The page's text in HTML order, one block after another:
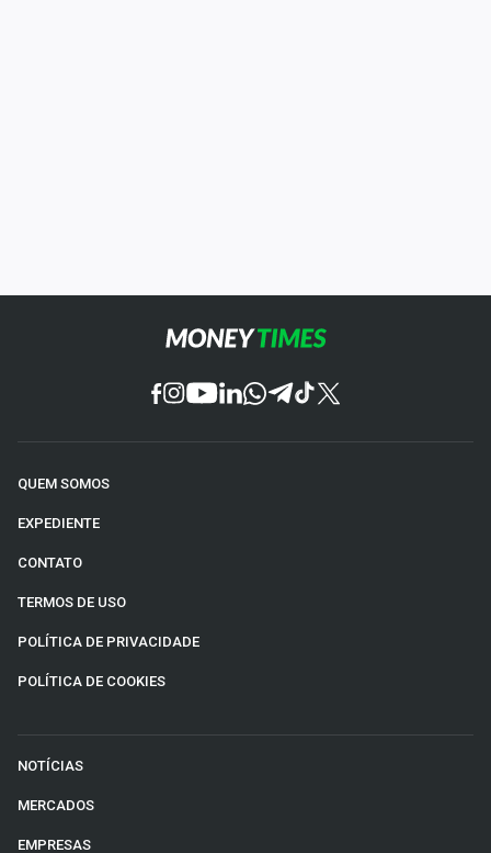
QUEM SOMOS
EXPEDIENTE
CONTATO
TERMOS DE USO
POLÍTICA DE PRIVACIDADE
POLÍTICA DE COOKIES
NOTÍCIAS
MERCADOS
EMPRESAS